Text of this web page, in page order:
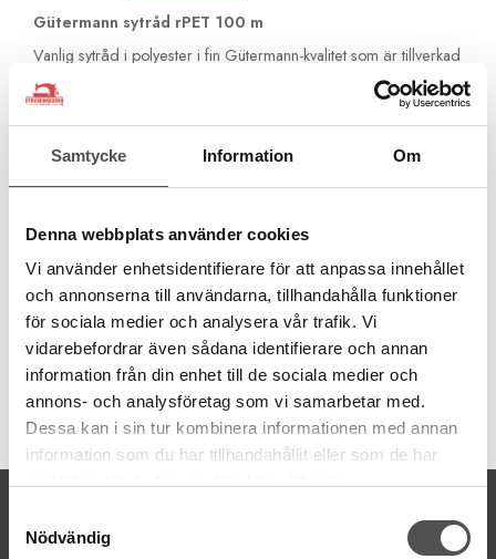
Samtycke Information Om
Denna webbplats använder cookies
Vi använder enhetsidentifierare för att anpassa innehållet
och annonserna till användarna, tillhandahålla funktioner
för sociala medier och analysera vår trafik. Vi
vidarebefordrar även sådana identifierare och annan
information från din enhet till de sociala medier och
annons- och analysföretag som vi samarbetar med.
Dessa kan i sin tur kombinera informationen med annan
information som du har tillhandahållit eller som de har
Nödvändig
Gütermann sytråd rPET 100 m
Vanlig sytråd i polyester i fin Gütermann-kvalitet som är tillverkad
från återvunna PET-flaskor. Ett miljövänligt val av sytråd.
1 PET-flaska ger 1000 m tråd
Tillverkad i Tyskland
Jämn finish
Hållbar och stark
Grovlek normal Nr 100
Trådmängd 100 meter
Tvättbar95°C
Artikelnummer:
kontakt@symaskinsboden.se